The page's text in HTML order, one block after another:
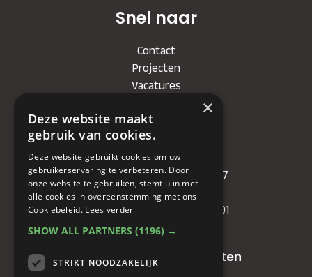
Snel naar
Contact
Projecten
Vacatures
Bedrijf
KVK: 71479090
IBAN : NL81RABO0349089957
BIC :
RABONL2U
BTW (VAT) :
NL. 858732191.B01
Oude baan 49, 5125 NG Hulten
×
Deze website maakt
gebruik van cookies.
Deze website gebruikt cookies om uw
gebruikerservaring te verbeteren. Door
onze website te gebruiken, stemt u in met
alle cookies in overeenstemming met ons
Cookiebeleid. Lees verder
SHOW ALL PARTNERS (1196) →
STRIKT NOODZAKELIJK